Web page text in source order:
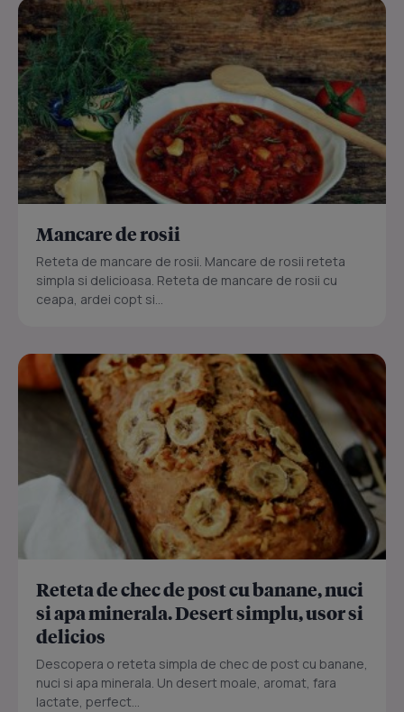
Mancare de rosii
Reteta de mancare de rosii. Mancare de rosii reteta
simpla si delicioasa. Reteta de mancare de rosii cu
ceapa, ardei copt si...
Reteta de chec de post cu banane, nuci
si apa minerala. Desert simplu, usor si
delicios
Descopera o reteta simpla de chec de post cu banane,
nuci si apa minerala. Un desert moale, aromat, fara
lactate, perfect...